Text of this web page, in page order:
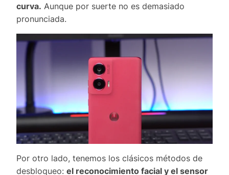
curva. Aunque por suerte no es demasiado
pronunciada.
Por otro lado, tenemos los clásicos métodos de
desbloqueo: el reconocimiento facial y el sensor